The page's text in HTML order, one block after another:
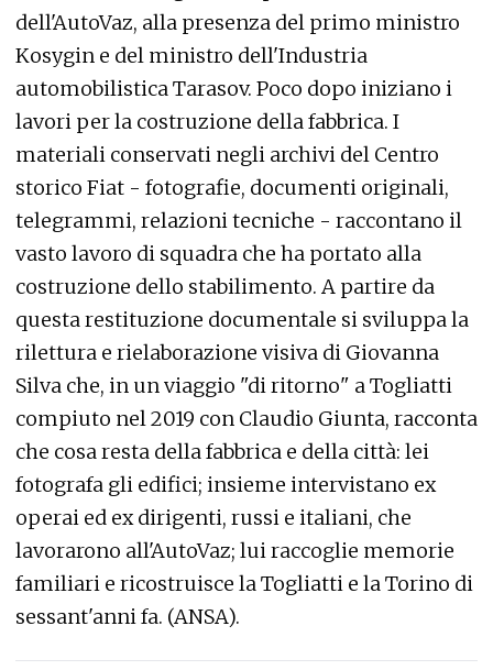
dell'AutoVaz, alla presenza del primo ministro
Kosygin e del ministro dell'Industria
automobilistica Tarasov. Poco dopo iniziano i
lavori per la costruzione della fabbrica. I
materiali conservati negli archivi del Centro
storico Fiat - fotografie, documenti originali,
telegrammi, relazioni tecniche - raccontano il
vasto lavoro di squadra che ha portato alla
costruzione dello stabilimento. A partire da
questa restituzione documentale si sviluppa la
rilettura e rielaborazione visiva di Giovanna
Silva che, in un viaggio "di ritorno" a Togliatti
compiuto nel 2019 con Claudio Giunta, racconta
che cosa resta della fabbrica e della città: lei
fotografa gli edifici; insieme intervistano ex
operai ed ex dirigenti, russi e italiani, che
lavorarono all'AutoVaz; lui raccoglie memorie
familiari e ricostruisce la Togliatti e la Torino di
sessant'anni fa. (ANSA).